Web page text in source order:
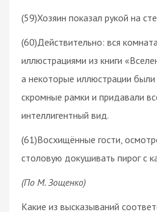
(59)Хозяин показал рукой на
(60)Действительно: вся
иллюстрациями из книги
а некоторые иллюстрации
скромные рамки и придавали
интеллигентный вид.
(61)Восхищённые гости,
столовую докушивать пирог с
(По М. Зощенко)
Какие из высказываний